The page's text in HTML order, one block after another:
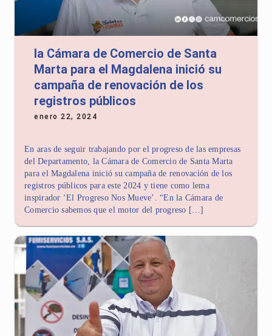
la Cámara de Comercio de Santa
Marta para el Magdalena inició su
campaña de renovación de los
registros públicos
enero 22, 2024
En aras de seguir trabajando por el progreso de las empresas
del Departamento, la Cámara de Comercio de Santa Marta
para el Magdalena inició su campaña de renovación de los
registros públicos para este 2024 y tiene como lema
inspirador ‘El Progreso Nos Mueve’. “En la Cámara de
Comercio sabemos que el motor del progreso […]